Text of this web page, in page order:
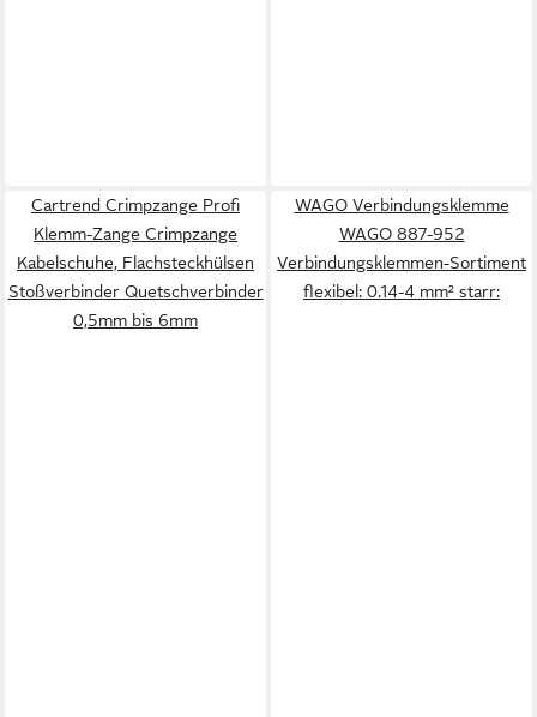
Cartrend Crimpzange Profi
Klemm-Zange Crimpzange
Kabelschuhe, Flachsteckhülsen
Stoßverbinder Quetschverbinder
0,5mm bis 6mm
WAGO Verbindungsklemme
WAGO 887-952
Verbindungsklemmen-Sortiment
flexibel: 0.14-4 mm² starr: